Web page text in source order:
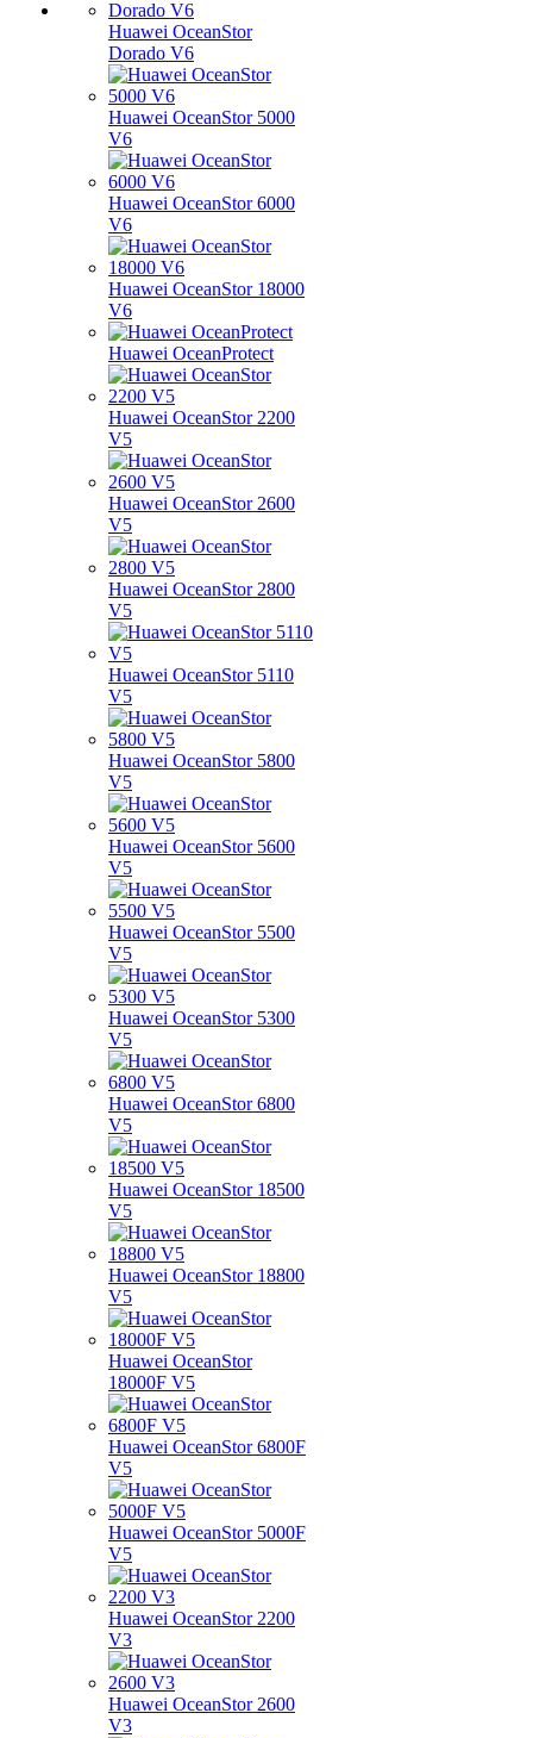
Huawei OceanStor
Dorado V6
Huawei OceanStor 5000
V6
Huawei OceanStor 6000
V6
Huawei OceanStor 18000
V6
Huawei OceanProtect
Huawei OceanStor 2200
V5
Huawei OceanStor 2600
V5
Huawei OceanStor 2800
V5
Huawei OceanStor 5110
V5
Huawei OceanStor 5800
V5
Huawei OceanStor 5600
V5
Huawei OceanStor 5500
V5
Huawei OceanStor 5300
V5
Huawei OceanStor 6800
V5
Huawei OceanStor 18500
V5
Huawei OceanStor 18800
V5
Huawei OceanStor
18000F V5
Huawei OceanStor 6800F
V5
Huawei OceanStor 5000F
V5
Huawei OceanStor 2200
V3
Huawei OceanStor 2600
V3